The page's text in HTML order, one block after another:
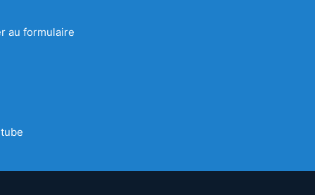
au formulaire